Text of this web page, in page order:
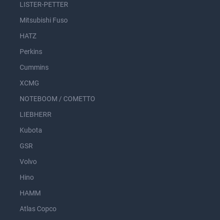
LISTER-PETTER
Mitsubishi Fuso
HATZ
Perkins
Cummins
XCMG
NOTEBOOM / COMETTO
LIEBHERR
Kubota
GSR
Volvo
Hino
HAMM
Atlas Copco